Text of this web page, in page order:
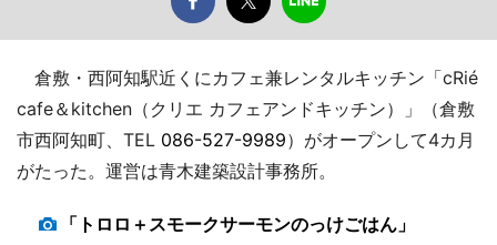
倉敷・西阿知駅近くにカフェ兼レンタルキッチン「cRié
cafe＆kitchen（クリエ カフェアンドキッチン）」（倉敷
市西阿知町、TEL 086-527-9989）がオープンして4カ月
がたった。運営は青木建築設計事務所。
「トロロ＋スモークサーモンのっけごはん」